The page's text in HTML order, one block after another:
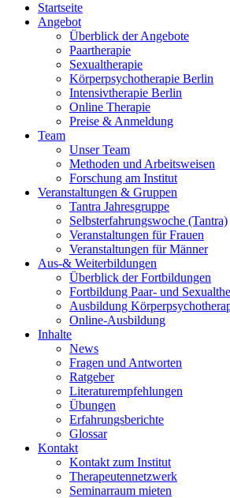
Startseite
Angebot
Überblick der Angebote
Paartherapie
Sexualtherapie
Körperpsychotherapie Berlin
Intensivtherapie Berlin
Online Therapie
Preise & Anmeldung
Team
Unser Team
Methoden und Arbeitsweisen
Forschung am Institut
Veranstaltungen & Gruppen
Tantra Jahresgruppe
Selbsterfahrungswoche (Tantra)
Veranstaltungen für Frauen
Veranstaltungen für Männer
Aus-& Weiterbildungen
Überblick der Fortbildungen
Fortbildung Paar- und
Ausbildung
Online-Ausbildung
Inhalte
News
Fragen und Antworten
Ratgeber
Literaturempfehlungen
Übungen
Erfahrungsberichte
Glossar
Kontakt
Kontakt zum Institut
Therapeutennetzwerk
Seminarraum mieten